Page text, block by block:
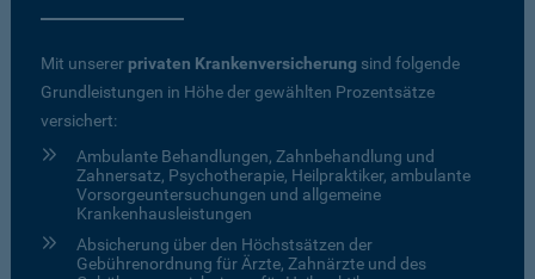
Mit unserer privaten Krankenversicherung sind folgende
Grundleistungen in Höhe der gewählten Prozentsätze
versichert:
Ambulante Behandlungen, Zahnbehandlung und
Zahnersatz, Psychotherapie, Heilpraktiker, ambulante
Vorsorgeuntersuchungen und allgemeine
Krankenhausleistungen
Absicherung über den Höchstsätzen der
Gebührenordnung für Ärzte, Zahnärzte und des